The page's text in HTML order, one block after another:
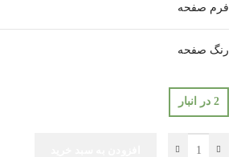
فرم صفحه
رنگ صفحه
2 در انبار